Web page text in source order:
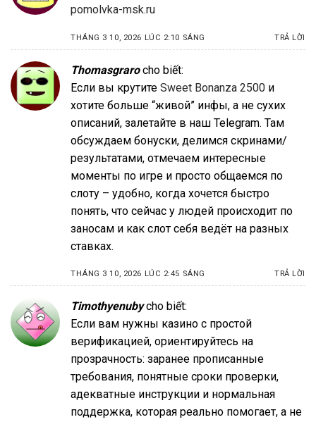
pomolvka-msk.ru
THÁNG 3 10, 2026 LÚC 2:10 SÁNG TRẢ LỜI
Thomasgraro cho biết:
Если вы крутите Sweet Bonanza 2500 и
хотите больше “живой” инфы, а не сухих
описаний, залетайте в наш Telegram. Там
обсуждаем бонуски, делимся скринами/
результатами, отмечаем интересные
моменты по игре и просто общаемся по
слоту – удобно, когда хочется быстро
понять, что сейчас у людей происходит по
заносам и как слот себя ведёт на разных
ставках.
THÁNG 3 10, 2026 LÚC 2:45 SÁNG TRẢ LỜI
Timothyenuby cho biết:
Если вам нужны казино с простой
верификацией, ориентируйтесь на
прозрачность: заранее прописанные
требования, понятные сроки проверки,
адекватные инструкции и нормальная
поддержка, которая реально помогает, а не